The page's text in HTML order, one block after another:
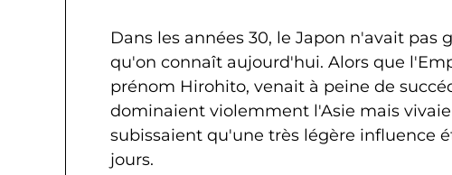
Dans les années 30, le Japon n'avait pas
qu'on connaît aujourd'hui. Alors que
prénom Hirohito, venait à peine de
dominaient violemment l'Asie mais
subissaient qu'une très légère influence
jours.